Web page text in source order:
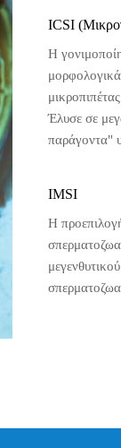
ICSI
Η
Έλυσε σε
παράγοντα"
IMSI
H